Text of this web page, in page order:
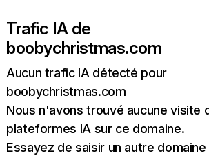
Trafic IA de
boobychristmas.com
Aucun trafic IA détecté pour
boobychristmas.com
Nous n'avons trouvé aucune visite
plateformes IA sur ce domaine.
Essayez de saisir un autre domaine